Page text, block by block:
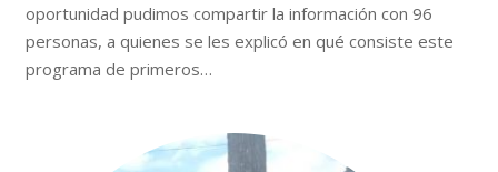
oportunidad pudimos compartir la información con 96
personas, a quienes se les explicó en qué consiste este
programa de primeros…